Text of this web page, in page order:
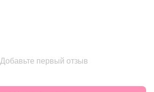
Добавьте первый отзыв